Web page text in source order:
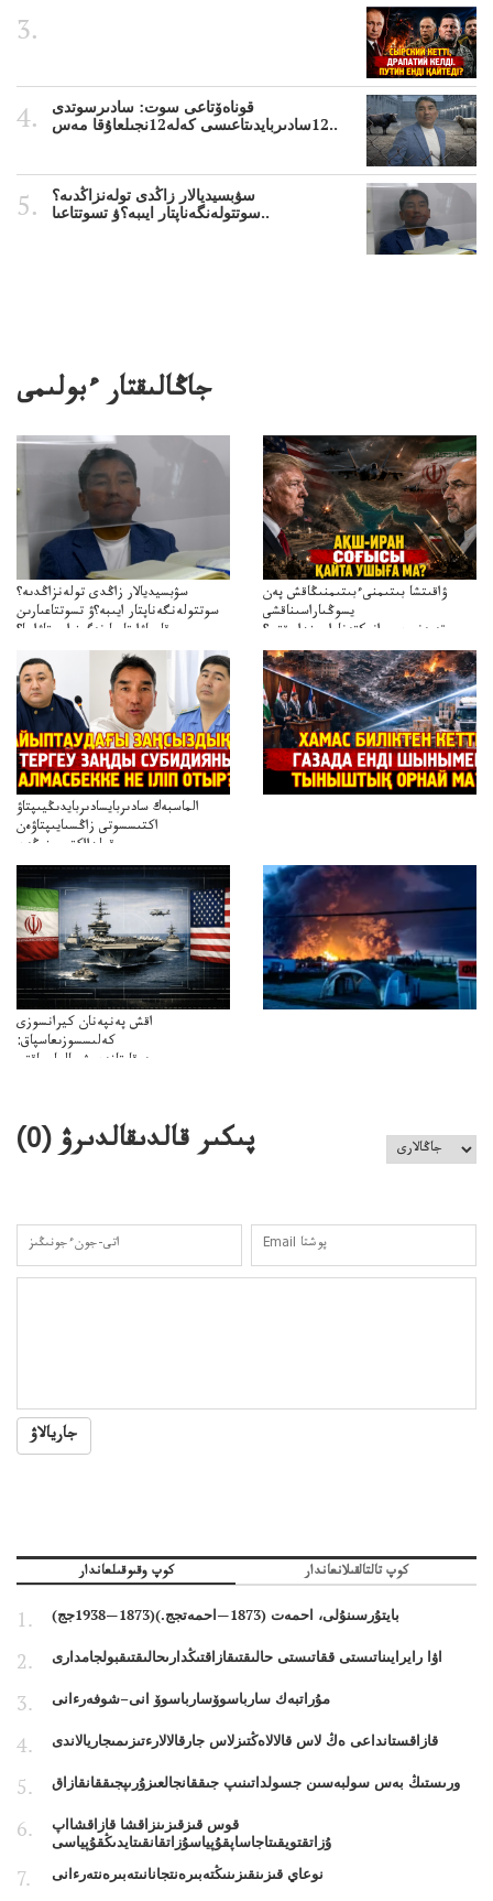
قوناەۆتاعى سوت: سادىرسوتدى
12سادىربايدىتاعىسى كەلە12نجىلعاۇقا مەس..
سۋبسيديالار زاڭدى تولەنزاڭدىە؟
سوتتولەنگەناپتار ايىبە؟ۋ تسوتتاعىا..
جاڭالىقتار ءبولىمى
سۋبسيديالار زاڭدى تولەنزاڭدىە؟
سوتتولەنگەناپتار ايىبە؟ۋ تسوتتاعىارىن
قايجاۋاپتارعا نەگىز ايىپتاۋا ما؟
تۇجىرىمدارىنقايتاقاراۋعانەگىزبولاالاما؟
ۋاقىتشا بىتىمنىءبىتىمنىڭاقش پەن
يسوڭىاراسىناقشى
تەپەنىرەسيرانىكتەناراسىنداعىقتى؟
تەكەتىرەسنەلىكتەنقايتاۋشىقتى؟
الماسبەك سادىربايسادىربايدىڭيىپتاۋ
اكتىسسوتى زاڭسىايىپتاۋەن
قولدااكتىسىنىڭەن
ميلليونزاڭسىزدىعىمەنقولدانوسىرىلگەنميلليوندار
اقش پەنپەنان كيرانسوزى
كەلىسسوزىعاسپاق:
دوقايتازدەسۋىجالعاسپاقتى
پىكىر قالدىقالدىرۋ (0
)
جاريالاۋ
كوپ وقىوقىلعاندار كوپ تالتالقىلانعاندار
بايتۇرسىنۇلى، احمەت (1873—احمەتجج.)(1873—1938جج)
اۋا رايرايىناتىستى ققاتىستى حالىقتىقازاقتىڭدارىحالىقتىقبولجامدارى
مۇراتبەك سارباسوۆسارباسوۆ انى–شوفەرءانى
قازاقستانداعى ەڭ لاس قالالاەڭتىزلاس جارقالالارءتىزىمىجاريالاندى
ورىستىڭ بەس سولبەسىن جسولداتىنىپ جىققانجالعىزۇرىپجىققانقازاق
قوس قىزقىزىنزاقشا قازاقشااپ
ۇزاتقتويقىتاجاساپقۇپياسۇزاتقانقىتايدىڭقۇپياسى
نوعاي قىزىنقىزىنىڭتەبىرەنتجانانىتەبىرەنتەرءانى